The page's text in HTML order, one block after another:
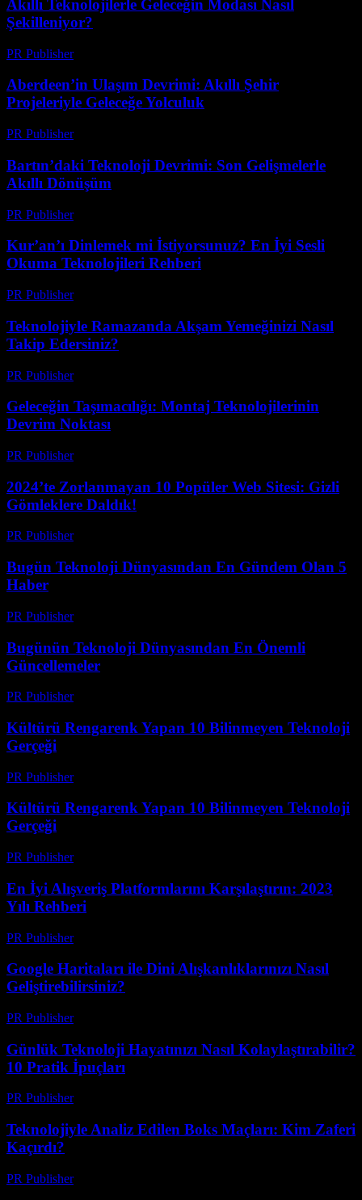
Akıllı Teknolojilerle Geleceğin Modası Nasıl
Şekilleniyor?
PR Publisher-
Aberdeen’in Ulaşım Devrimi: Akıllı Şehir
Projeleriyle Geleceğe Yolculuk
PR Publisher-
Bartın’daki Teknoloji Devrimi: Son Gelişmelerle
Akıllı Dönüşüm
PR Publisher-
Kur’an’ı Dinlemek mi İstiyorsunuz? En İyi Sesli
Okuma Teknolojileri Rehberi
PR Publisher-
Teknolojiyle Ramazanda Akşam Yemeğinizi Nasıl
Takip Edersiniz?
PR Publisher-
Geleceğin Taşımacılığı: Montaj Teknolojilerinin
Devrim Noktası
PR Publisher-
2024’te Zorlanmayan 10 Popüler Web Sitesi: Gizli
Gömleklere Daldık!
PR Publisher-
Bugün Teknoloji Dünyasından En Gündem Olan 5
Haber
PR Publisher-
Bugünün Teknoloji Dünyasından En Önemli
Güncellemeler
PR Publisher-
Kültürü Rengarenk Yapan 10 Bilinmeyen Teknoloji
Gerçeği
PR Publisher-
Kültürü Rengarenk Yapan 10 Bilinmeyen Teknoloji
Gerçeği
PR Publisher-
En İyi Alışveriş Platformlarını Karşılaştırın: 2023
Yılı Rehberi
PR Publisher-
Google Haritaları ile Dini Alışkanlıklarınızı Nasıl
Geliştirebilirsiniz?
PR Publisher-
Günlük Teknoloji Hayatınızı Nasıl Kolaylaştırabilir?
10 Pratik İpuçları
PR Publisher-
Teknolojiyle Analiz Edilen Boks Maçları: Kim Zaferi
Kaçırdı?
PR Publisher-